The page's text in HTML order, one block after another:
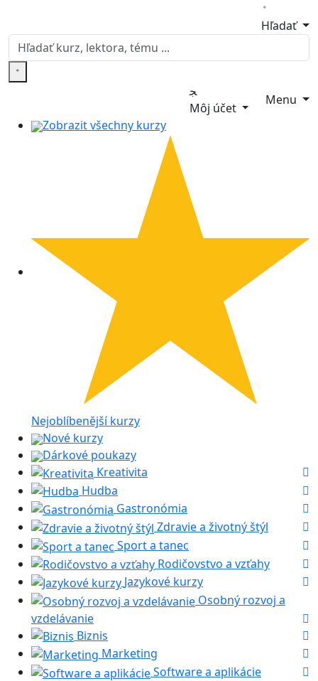
Hľadať
Môj účet
Menu
Zobrazit všechny kurzy
Nejoblíbenější kurzy
Nové kurzy
Dárkové poukazy
Kreativita
Hudba
Gastronómia
Zdravie a životný štýl
Sport a tanec
Rodičovstvo a vzťahy
Jazykové kurzy
Osobný rozvoj a
vzdelávanie
Biznis
Marketing
Software a aplikácie